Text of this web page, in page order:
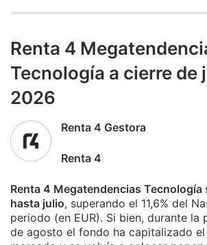
Renta 4
Tecnología a cierre de
2026
Renta 4 Gestora
Renta 4
Renta 4 Megatendencias Tecnología
hasta julio, superando el 11,6% del
periodo (en EUR). Si bien, durante la
de agosto el fondo ha capitalizado